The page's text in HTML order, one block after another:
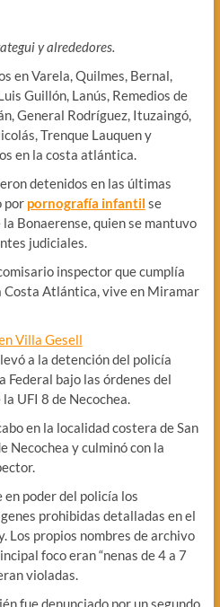
y alrededores.
en Varela, Quilmes, Bernal,
Guillón, Lanús, Remedios de
General Rodríguez, Ituzaingó,
Trenque Lauquen y
en la costa atlántica.
detenidos en las últimas
por pornografía infantil se
la Bonaerense, quien se mantuvo
judiciales.
inspector que cumplía
Costa Atlántica, vive en Miramar
a la detención del policía
Federal bajo las órdenes del
UFI 8 de Necochea.
en la localidad costera de San
Necochea y culminó con la
poder del policía los
prohibidas detalladas en el
Los propios nombres de archivo
foco eran “nenas de 4 a 7
violadas.
fue denunciado por un segundo